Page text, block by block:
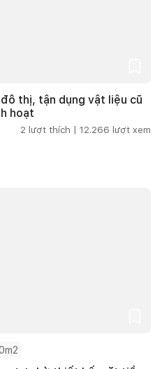
thị, tận dụng vật liệu cũ
hoạt
2 lượt thích | 12.266 lượt xem